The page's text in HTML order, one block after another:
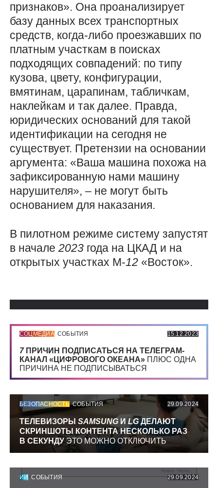
признаков». Она проанализирует
базу данных всех транспортных
средств, когда-либо проезжавших по
платным участкам в поисках
подходящих совпадений: по типу
кузова, цвету, конфигурации,
вмятинам, царапинам, табличкам,
наклейкам и так далее. Правда,
юридических оснований для такой
идентификации на сегодня не
существует. Претензии на основании
аргумента: «Ваша машина похожа на
зафиксированную нами машину
нарушителя», – не могут быть
основанием для наказания.
В пилотном режиме систему запустят
в начале 2023 года на ЦКАД и на
открытых участках М-12 «Восток».
СОЦМЕДИА СОБЫТИЯ 15.12.2023
7 ПРИЧИН ПОДПИСАТЬСЯ НА ТЕЛЕГРАМ-
КАНАЛ «ЦИФРОВОГО ОКЕАНА» ПЛЮС ОДНА
ПРИЧИНА НЕ ПОДПИСЫВАТЬСЯ
БЕЗОПАСНОСТЬ СОБЫТИЯ 29.09.2024
ТЕЛЕВИЗОРЫ SAMSUNG И LGДЕЛАЮТ
СКРИНШОТЫ КОНТЕНТА НЕСКОЛЬКО РАЗ
В СЕКУНДУЭТО МОЖНО ОТКЛЮЧИТЬ
ИИ СОБЫТИЯ 29.09.2024